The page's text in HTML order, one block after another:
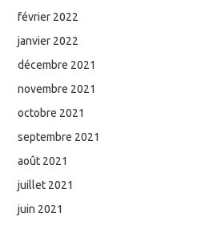
février 2022
janvier 2022
décembre 2021
novembre 2021
octobre 2021
septembre 2021
août 2021
juillet 2021
juin 2021